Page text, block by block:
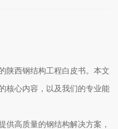
陕西钢结构工程白皮书。本文
核心内容，以及我们的专业能
供高质量的钢结构解决方案，